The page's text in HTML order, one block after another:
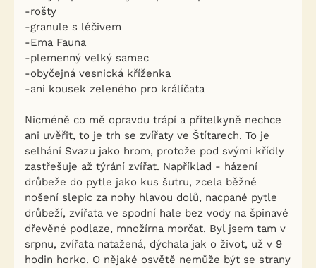
-rošty
-granule s léčivem
-Ema Fauna
-plemenný velký samec
-obyčejná vesnická kříženka
-ani kousek zeleného pro králíčata
Nicméně co mě opravdu trápí a přítelkyně nechce
ani uvěřit, to je trh se zvířaty ve Štítarech. To je
selhání Svazu jako hrom, protože pod svými křídly
zastřešuje až týrání zvířat. Například - házení
drůbeže do pytle jako kus šutru, zcela běžné
nošení slepic za nohy hlavou dolů, nacpané pytle
drůbeží, zvířata ve spodní hale bez vody na špinavé
dřevěné podlaze, množírna morčat. Byl jsem tam v
srpnu, zvířata natažená, dýchala jak o život, už v 9
hodin horko. O nějaké osvětě nemůže být se strany